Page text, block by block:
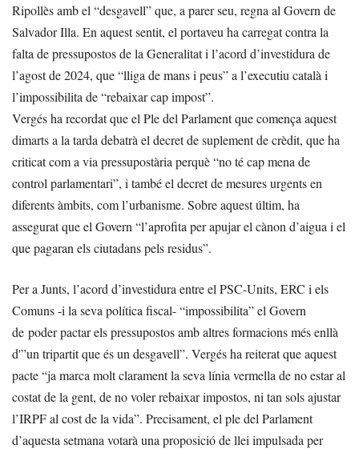
Ripollès amb el “desgavell” que, a parer seu, regna al Govern de
Salvador Illa. En aquest sentit, el portaveu ha carregat contra la
falta de pressupostos de la Generalitat i l’acord d’investidura de
l’agost de 2024, que “lliga de mans i peus” a l’executiu català i
l’impossibilita de “rebaixar cap impost”.
Vergés ha recordat que el Ple del Parlament que comença aquest
dimarts a la tarda debatrà el decret de suplement de crèdit, que ha
criticat com a via pressupostària perquè “no té cap mena de
control parlamentari”, i també el decret de mesures urgents en
diferents àmbits, com l’urbanisme. Sobre aquest últim, ha
assegurat que el Govern “l’aprofita per apujar el cànon d’aigua i el
que pagaran els ciutadans pels residus”.
Per a Junts, l’acord d’investidura entre el PSC-Units, ERC i els
Comuns -i la seva política fiscal- “impossibilita” el Govern
de poder pactar els pressupostos amb altres formacions més enllà
d'”un tripartit que és un desgavell”. Vergés ha reiterat que aquest
pacte “ja marca molt clarament la seva línia vermella de no estar al
costat de la gent, de no voler rebaixar impostos, ni tan sols ajustar
l’IRPF al cost de la vida”. Precisament, el ple del Parlament
d’aquesta setmana votarà una proposició de llei impulsada per